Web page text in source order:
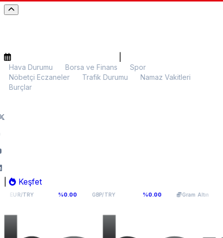
Hava Durumu Borsa ve Finans
Spor
Nöbetçi Eczaneler
Trafik Durumu
Namaz Vakitleri
Burçlar
Keşfet
%0.00 GBP/TRY64,0893 %0.00 Gram Altın 5.953,45 %0.11